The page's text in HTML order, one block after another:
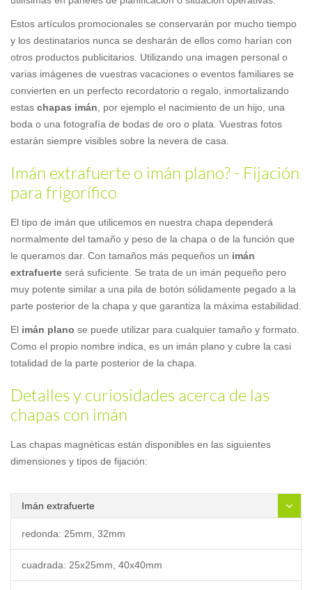
Estos artículos promocionales se conservarán por mucho tiempo
y los destinatarios nunca se desharán de ellos como harían con
otros productos publicitarios. Utilizando una imagen personal o
varias imágenes de vuestras vacaciones o eventos familiares se
convierten en un perfecto recordatorio o regalo, inmortalizando
estas chapas imán , por ejemplo el nacimiento de un hijo, una
boda o una fotografía de bodas de oro o plata. Vuestras fotos
estarán siempre visibles sobre la nevera de casa.
Imán extrafuerte o imán plano? - Fijación
para frigorífico
El tipo de imán que utilicemos en nuestra chapa dependerá
normalmente del tamaño y peso de la chapa o de la función que
le queramos dar. Con tamaños más pequeños un imán
extrafuerte será suficiente. Se trata de un imán pequeño pero
muy potente similar a una pila de botón sólidamente pegado a la
parte posterior de la chapa y que garantiza la máxima estabilidad.
El imán plano se puede utilizar para cualquier tamaño y formato.
Como el propio nombre indica, es un imán plano y cubre la casi
totalidad de la parte posterior de la chapa.
Detalles y curiosidades acerca de las
chapas con imán
Las chapas magnéticas están disponibles en las siguientes
dimensiones y tipos de fijación:
Imán extrafuerte
redonda: 25mm, 32mm
cuadrada: 25x25mm, 40x40mm